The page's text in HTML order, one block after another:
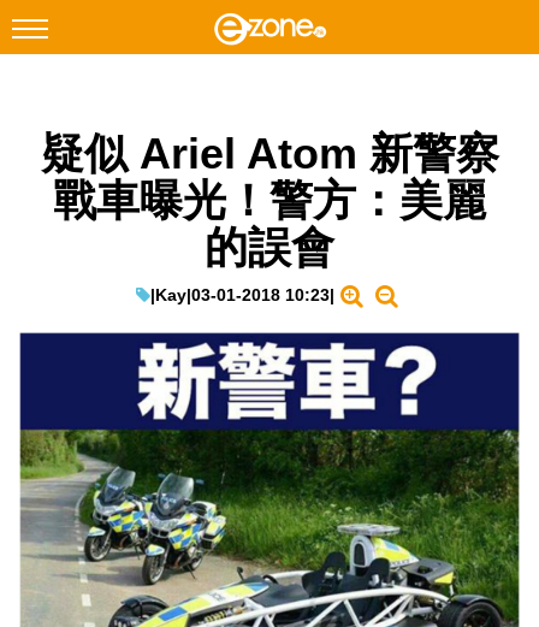
Facebook Instagram
科技焦點
教學評測
IT Times
生成式AI與雲端應用
Enterprise Digital Transformation
疑似 Ariel Atom 新警察
戰車曝光！警方：美麗
的誤會
|Kay|03-01-2018 10:23|